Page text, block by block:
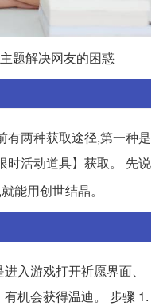
题解决网友的困惑
有两种获取途径,第一种是
时活动道具】获取。 先说
能用创世结晶。
入游戏打开祈愿界面、
机会获得温迪。 步骤 1.